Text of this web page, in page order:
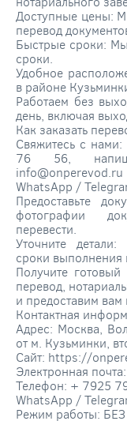
Доступные цены:
перевод
Быстрые сроки:
сроки.
Удобное
в районе
Работаем без
день, включая
Как заказать
Свяжитесь с
76 56,
WhatsApp /
Предоставьте
фотографии
перевести.
Уточните
сроки выполнения
Получите
перевод,
и предоставим вам
Контактная
Адрес: Москва,
от м. Кузьминки,
Сайт: https://
Электронная
Телефон: + 7925
WhatsApp /
Режим работы: